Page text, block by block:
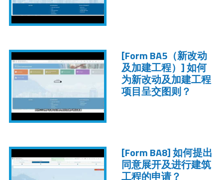
[Form BA5（新改动
及加建工程）]如何
为新改动及加建工程
项目呈交图则？
[Form BA8]如何提出
同意展开及进行建筑
工程的申请？